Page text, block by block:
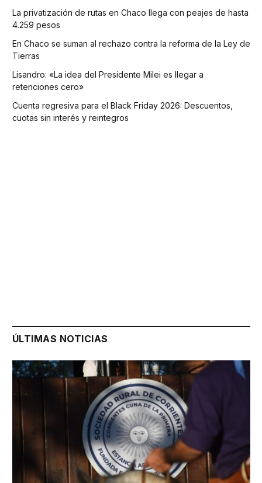
La privatización de rutas en Chaco llega con peajes de hasta
4.259 pesos
En Chaco se suman al rechazo contra la reforma de la Ley de
Tierras
Lisandro: «La idea del Presidente Milei es llegar a
retenciones cero»
Cuenta regresiva para el Black Friday 2026: Descuentos,
cuotas sin interés y reintegros
ÚLTIMAS NOTICIAS